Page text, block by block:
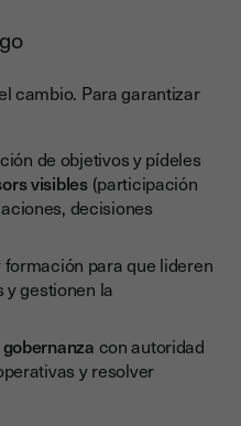
cambio. Para garantizar
de objetivos y pídeles
visibles(participación
decisiones
formación para que lideren
gestionen la
con autoridad
y resolver